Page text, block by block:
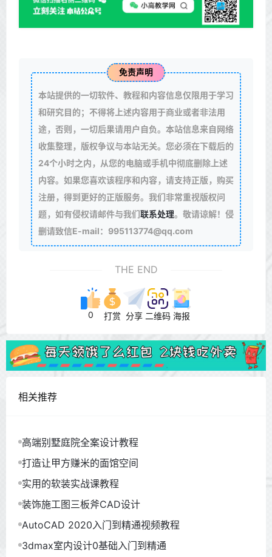
免责声明
本站提供的一切软件、教程和内容信息仅限用于学习
和研究目的；不得将上述内容用于商业或者非法用
途，否则，一切后果请用户自负。本站信息来自网络
收集整理，版权争议与本站无关。您必须在下载后的
24个小时之内，从您的电脑或手机中彻底删除上述
内容。如果您喜欢该程序和内容，请支持正版，购买
注册，得到更好的正版服务。我们非常重视版权问
题，如有侵权请邮件与我们联系处理。敬请谅解！侵
删请致信E-mail：995113774@qq.com
THE END
0 打赏 分享 二维码 海报
相关推荐
高端别墅庭院全案设计教程
打造让甲方赚米的面馆空间
实用的软装实战课教程
装饰施工图三板斧CAD设计
AutoCAD 2020入门到精通视频教程
3dmax室内设计0基础入门到精通